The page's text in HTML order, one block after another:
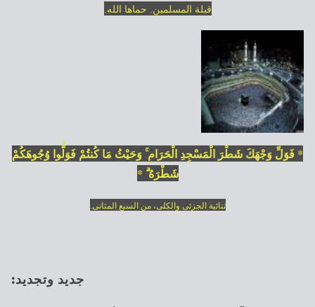
قبلة المسلمين. حماها الله.
* فَوَلِّ وَجْهَكَ شَطْرَ الْمَسْجِدِ الْحَرَامِ ۚ وَحَيْثُ مَا كُنتُمْ فَوَلُّوا وُجُوهَكُمْ
شَطْرَهُ ۗ *
ثنائية الجزئى والكلى، من السبع المثانى.
جديد وتجديد: